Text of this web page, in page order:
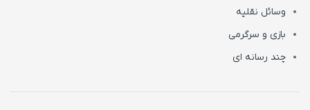
وسائل نقلیه
بازی و سرگرمی
چند رسانه ای